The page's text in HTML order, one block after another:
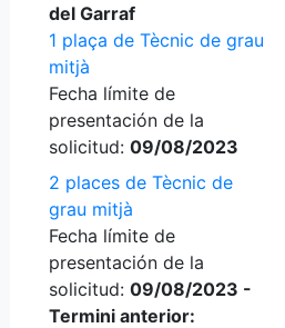
del Garraf
1 plaça de Tècnic de grau
mitjà
Fecha límite de
presentación de la
solicitud: 09/08/2023
2 places de Tècnic de
grau mitjà
Fecha límite de
presentación de la
solicitud: 09/08/2023 -
Termini anterior: